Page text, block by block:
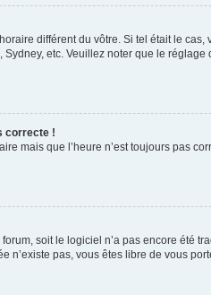
différent du vôtre. Si tel était le
etc. Veuillez noter que le
correcte !
mais que l’heure n’est toujours pas
soit le logiciel n’a pas encore été
n’existe pas, vous êtes libre de vous